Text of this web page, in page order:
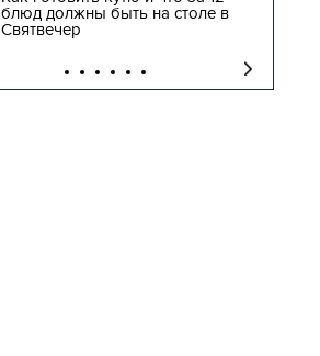
блюд должны быть на столе в
Святвечер